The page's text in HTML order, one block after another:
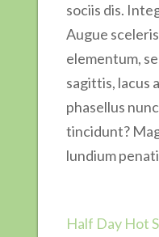
sociis dis.
Augue
elementum,
sagittis, lacus
phasellus
tincidunt?
lundium
Half Day Hot